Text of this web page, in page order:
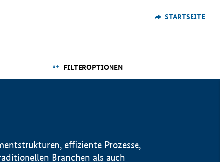
STARTSEITE
FILTEROPTIONEN
effiziente Prozesse,
Branchen als auch